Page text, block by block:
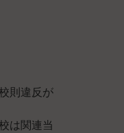
則違反が
は関連当